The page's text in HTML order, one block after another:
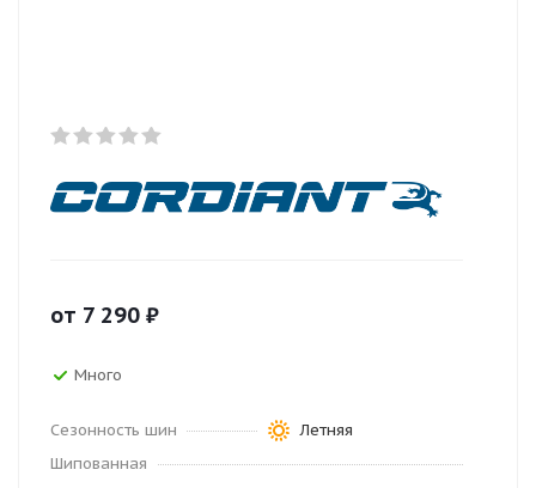
от 7 290 ₽
Много
Сезонность шин
Летняя
Шипованная